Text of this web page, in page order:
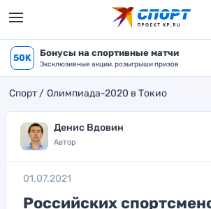
50K Бонусы на спортивные матчи
Эксклюзивные акции, розыгрыши призов
Спорт Олимпиада-2020 в Токио
Денис Вдовин
Автор
01.07.2021
Российских